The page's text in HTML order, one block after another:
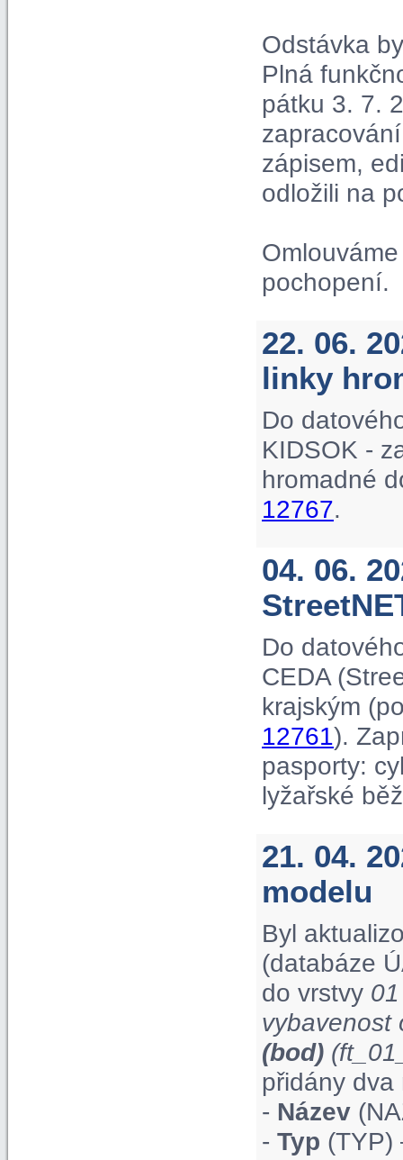
Odstávka
Plná
pátku 3. 7.
zápisem,
odložili na
pochopení.
22. 06.
linky
Do
KIDSOK -
hromadné
12767.
04. 06.
Do
CEDA
krajským
12761).
pasporty:
lyžařské
21. 04.
modelu
Byl
(databáze
do vrstvy
vybavenost
(bod)
přidány dva
- Název
- Typ (TYP)